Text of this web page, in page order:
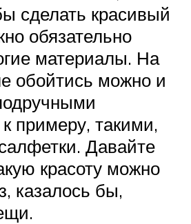
сделать красивый
обязательно
материалы. На
обойтись можно и
примеру, такими,
Давайте
красоту можно
казалось бы,